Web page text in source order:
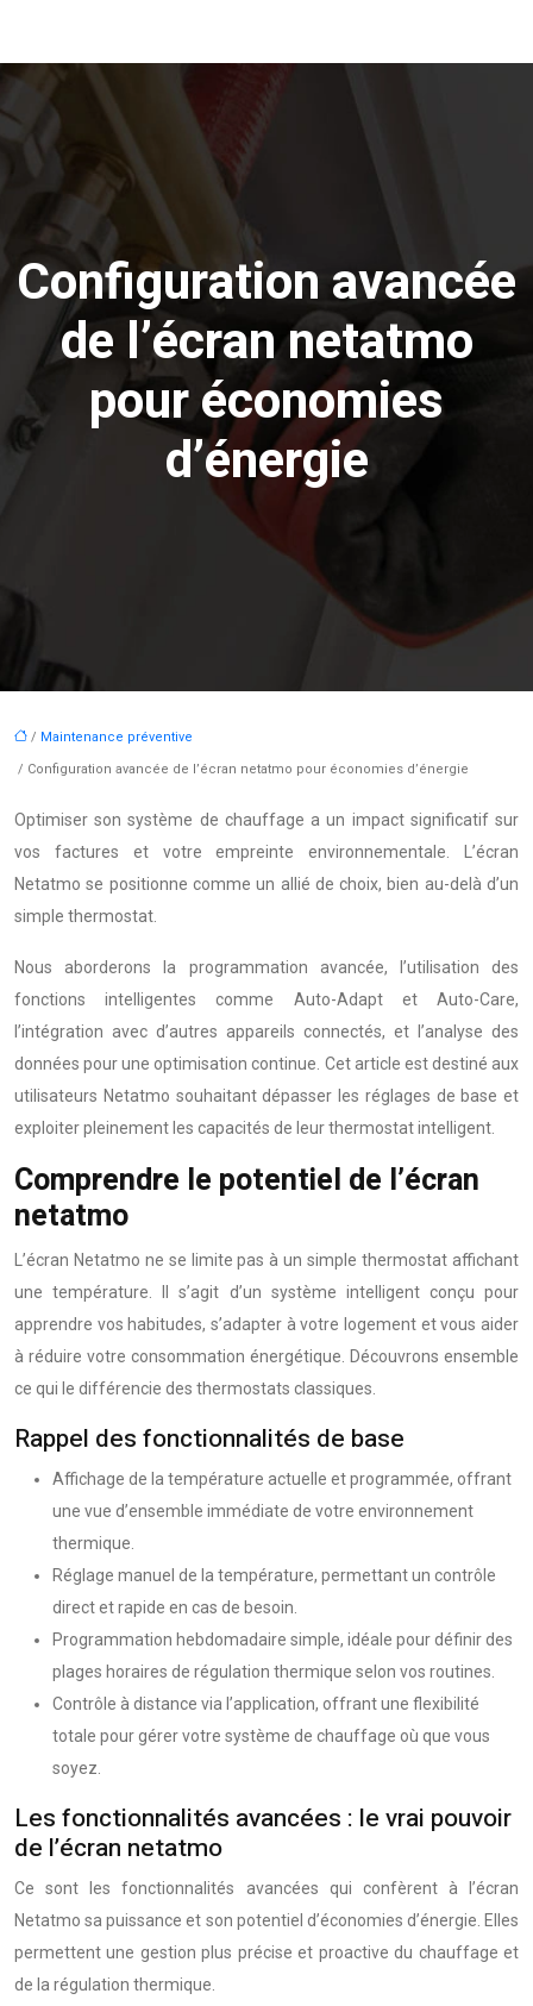
Configuration avancée
de l’écran netatmo
pour économies
d’énergie
/ Maintenance préventive
/ Configuration avancée de l’écran netatmo pour économies d’énergie
Optimiser son système de chauffage a un impact significatif sur
vos factures et votre empreinte environnementale. L’écran
Netatmo se positionne comme un allié de choix, bien au-delà d’un
simple thermostat.
Nous aborderons la programmation avancée, l’utilisation des
fonctions intelligentes comme Auto-Adapt et Auto-Care,
l’intégration avec d’autres appareils connectés, et l’analyse des
données pour une optimisation continue. Cet article est destiné aux
utilisateurs Netatmo souhaitant dépasser les réglages de base et
exploiter pleinement les capacités de leur thermostat intelligent.
Comprendre le potentiel de l’écran
netatmo
L’écran Netatmo ne se limite pas à un simple thermostat affichant
une température. Il s’agit d’un système intelligent conçu pour
apprendre vos habitudes, s’adapter à votre logement et vous aider
à réduire votre consommation énergétique. Découvrons ensemble
ce qui le différencie des thermostats classiques.
Rappel des fonctionnalités de base
Affichage de la température actuelle et programmée, offrant
une vue d’ensemble immédiate de votre environnement
thermique.
Réglage manuel de la température, permettant un contrôle
direct et rapide en cas de besoin.
Programmation hebdomadaire simple, idéale pour définir des
plages horaires de régulation thermique selon vos routines.
Contrôle à distance via l’application, offrant une flexibilité
totale pour gérer votre système de chauffage où que vous
soyez.
Les fonctionnalités avancées : le vrai pouvoir
de l’écran netatmo
Ce sont les fonctionnalités avancées qui confèrent à l’écran
Netatmo sa puissance et son potentiel d’économies d’énergie. Elles
permettent une gestion plus précise et proactive du chauffage et
de la régulation thermique.